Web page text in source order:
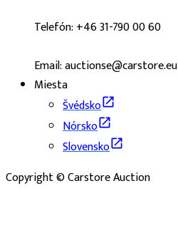
Telefón: +46 31-790 00 60
Email: auctionse@carstore.eu
Miesta
Švédsko
Nórsko
Slovensko
Copyright © Carstore Auction